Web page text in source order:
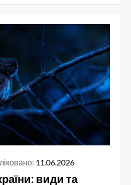
11.06.2026
види та